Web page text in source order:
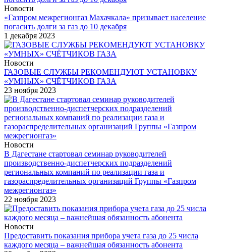
Новости
«Газпром межрегионгаз Махачкала» призывает население
погасить долги за газ до 10 декабря
1 декабря 2023
Новости
ГАЗОВЫЕ СЛУЖБЫ РЕКОМЕНДУЮТ УСТАНОВКУ
«УМНЫХ» СЧЁТЧИКОВ ГАЗА
23 ноября 2023
Новости
В Дагестане стартовал семинар руководителей
производственно-диспетчерских подразделений
региональных компаний по реализации газа и
газораспределительных организаций Группы «Газпром
межрегионгаз»
22 ноября 2023
Новости
Предоставить показания прибора учета газа до 25 числа
каждого месяца – важнейшая обязанность абонента